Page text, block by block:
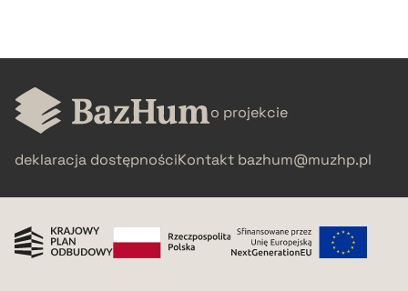
pobierz cytat
o projekcie
deklaracja dostępnościKontakt bazhum@muzhp.pl